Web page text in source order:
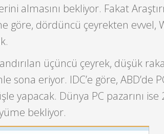
almasını bekliyor. Fakat
göre, dördüncü çeyrekten evvel,
üçüncü çeyrek, düşük
eriyor. IDC’e göre, ABD’de
yapacak. Dünya PC pazarını
bekliyor.